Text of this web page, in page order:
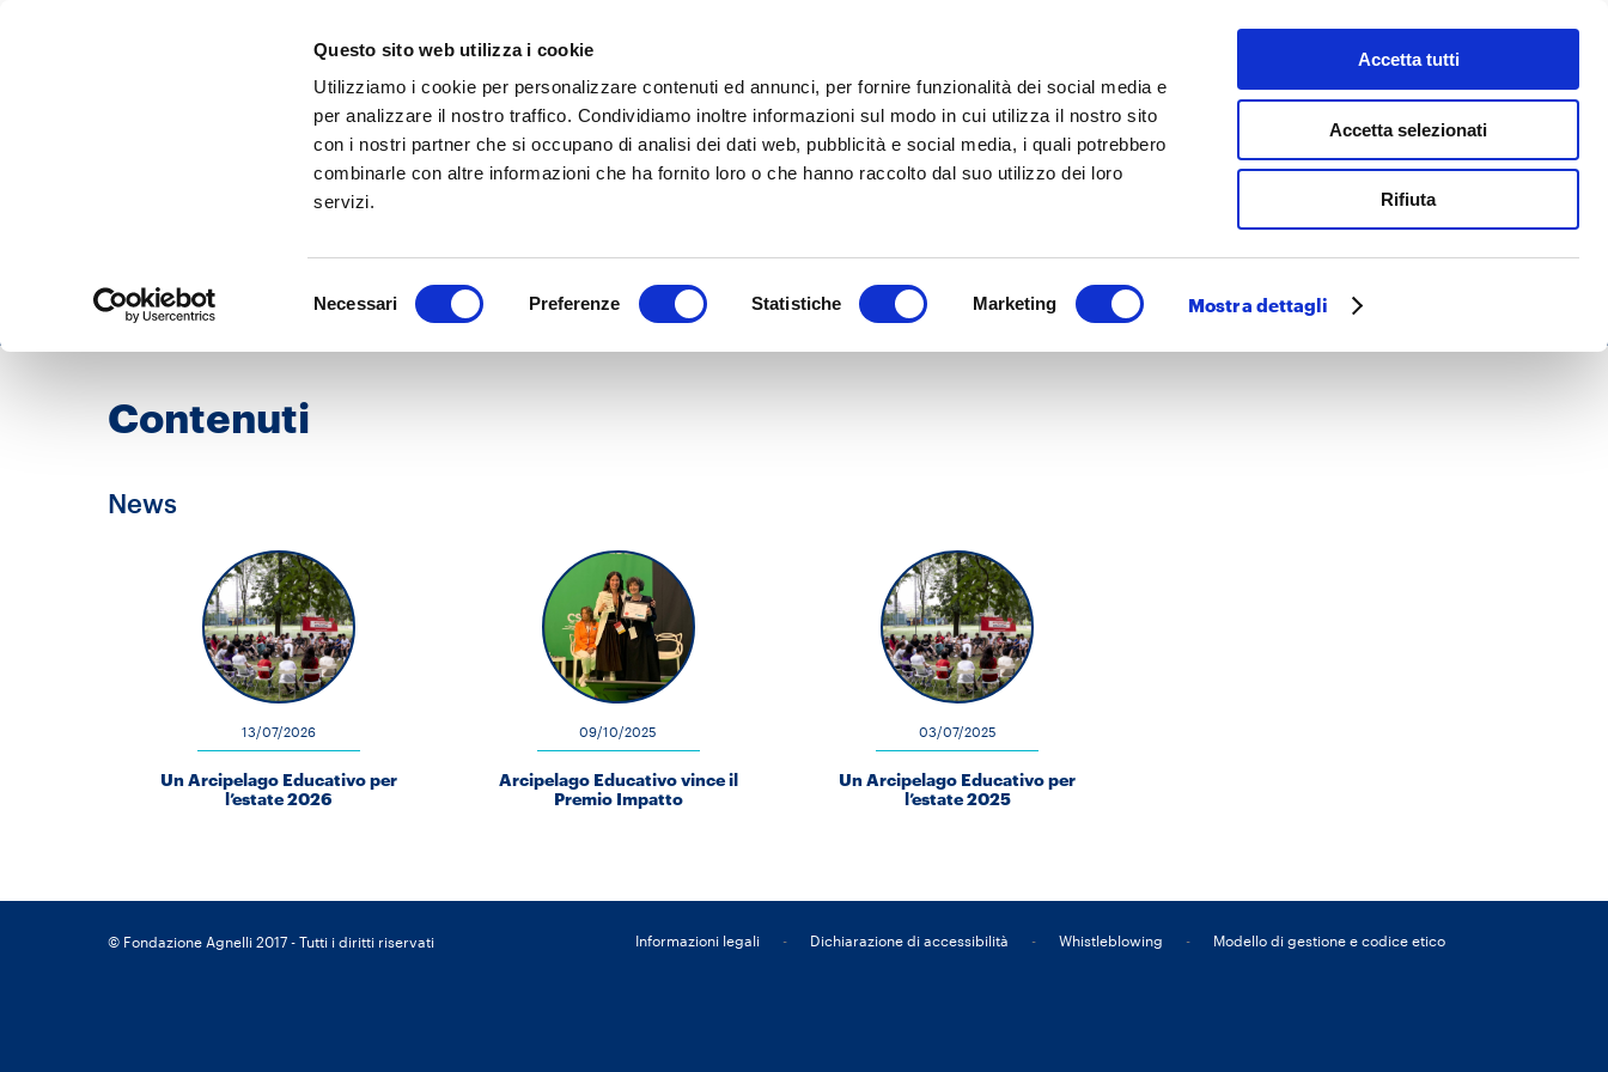
Questo sito web utilizza i cookie
Utilizziamo i cookie per personalizzare contenuti ed annunci, per fornire funzionalità dei social media e
per analizzare il nostro traffico. Condividiamo inoltre informazioni sul modo in cui utilizza il nostro sito
con i nostri partner che si occupano di analisi dei dati web, pubblicità e social media, i quali potrebbero
combinarle con altre informazioni che ha fornito loro o che hanno raccolto dal suo utilizzo dei loro
servizi.
Necessari Preferenze Statistiche Marketing Mostra dettagli
Accetta tutti
Accetta selezionati
Rifiuta
Summer learning loss
Contenuti
News
13/07/2026
Un Arcipelago Educativo per
l’estate 2026
09/10/2025
Arcipelago Educativo vince il
Premio Impatto
03/07/2025
Un Arcipelago Educativo per
l’estate 2025
© Fondazione Agnelli 2017 - Tutti i diritti riservati Informazioni legali - Dichiarazione di accessibilità - Whistleblowing - Modello di gestione e codice etico